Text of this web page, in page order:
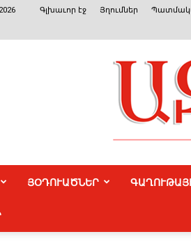
Գլխաւոր էջ Յղումներ
ՅՕԴՈՒԱԾՆԵՐ